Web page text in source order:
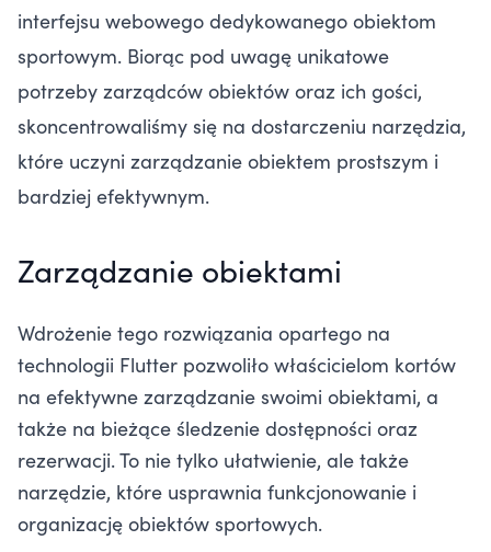
interfejsu webowego dedykowanego obiektom
sportowym. Biorąc pod uwagę unikatowe
potrzeby zarządców obiektów oraz ich gości,
skoncentrowaliśmy się na dostarczeniu narzędzia,
które uczyni zarządzanie obiektem prostszym i
bardziej efektywnym.
Zarządzanie obiektami
Wdrożenie tego rozwiązania opartego na
technologii Flutter pozwoliło właścicielom kortów
na efektywne zarządzanie swoimi obiektami, a
także na bieżące śledzenie dostępności oraz
rezerwacji. To nie tylko ułatwienie, ale także
narzędzie, które usprawnia funkcjonowanie i
organizację obiektów sportowych.